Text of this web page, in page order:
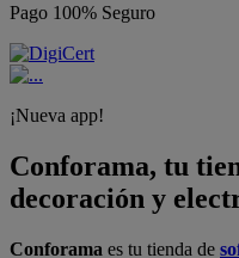
Pago 100% Seguro
¡Nueva app!
Conforama, tu
decoración y
Conforama es tu tienda de